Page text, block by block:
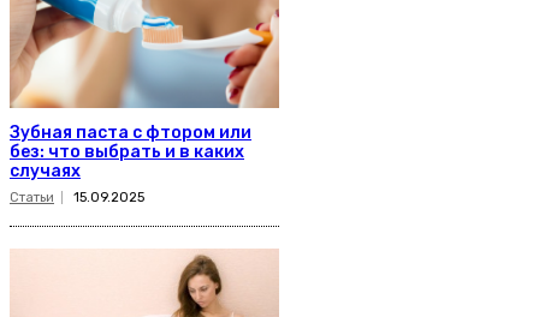
Зубная паста с фтором или
без: что выбрать и в каких
случаях
Статьи 15.09.2025